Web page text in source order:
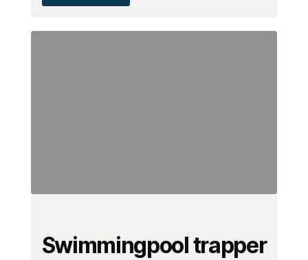
Swimmingpool trapper